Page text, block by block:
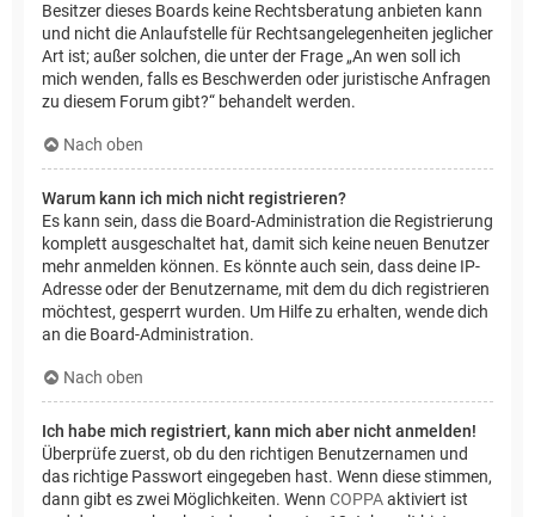
Besitzer dieses Boards keine Rechtsberatung anbieten kann
und nicht die Anlaufstelle für Rechtsangelegenheiten jeglicher
Art ist; außer solchen, die unter der Frage „An wen soll ich
mich wenden, falls es Beschwerden oder juristische Anfragen
zu diesem Forum gibt?“ behandelt werden.
Nach oben
Warum kann ich mich nicht registrieren?
Es kann sein, dass die Board-Administration die Registrierung
komplett ausgeschaltet hat, damit sich keine neuen Benutzer
mehr anmelden können. Es könnte auch sein, dass deine IP-
Adresse oder der Benutzername, mit dem du dich registrieren
möchtest, gesperrt wurden. Um Hilfe zu erhalten, wende dich
an die Board-Administration.
Nach oben
Ich habe mich registriert, kann mich aber nicht anmelden!
Überprüfe zuerst, ob du den richtigen Benutzernamen und
das richtige Passwort eingegeben hast. Wenn diese stimmen,
dann gibt es zwei Möglichkeiten. Wenn COPPAaktiviert ist